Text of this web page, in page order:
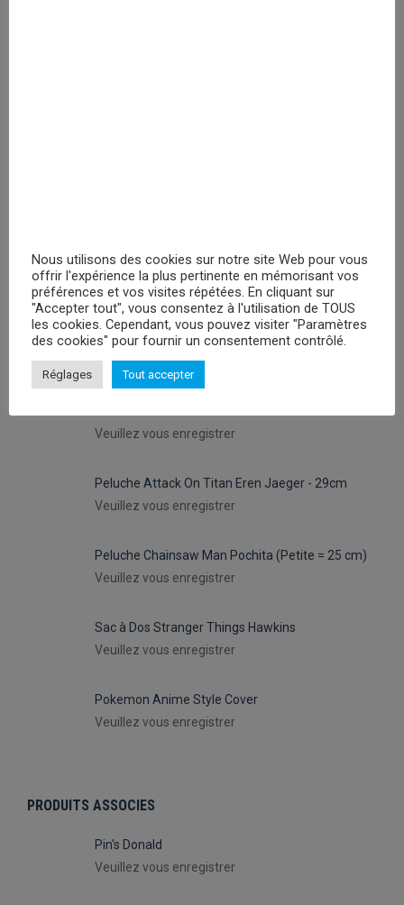
PROMOTIONS
Peluches Hello Kitty Keroppy- 30cm
Veuillez vous enregistrer
Veuillez vous enregistrer
Peluche Attack On Titan Eren Jaeger - 29cm
Veuillez vous enregistrer
Peluche Chainsaw Man Pochita (Petite = 25 cm)
Veuillez vous enregistrer
Sac à Dos Stranger Things Hawkins
Veuillez vous enregistrer
Pokemon Anime Style Cover
Veuillez vous enregistrer
PRODUITS ASSOCIES
Pin's Donald
Veuillez vous enregistrer
Nous utilisons des cookies sur notre site Web pour vous
offrir l'expérience la plus pertinente en mémorisant vos
préférences et vos visites répétées. En cliquant sur
"Accepter tout", vous consentez à l'utilisation de TOUS
les cookies. Cependant, vous pouvez visiter "Paramètres
des cookies" pour fournir un consentement contrôlé.
Réglages Tout accepter